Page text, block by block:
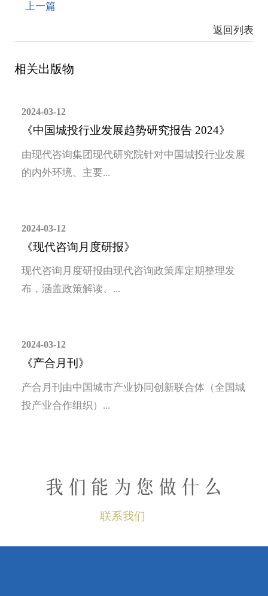
上一篇
返回列表
相关出版物
2024-03-12
《中国城投行业发展趋势研究报告 2024》
由现代咨询集团现代研究院针对中国城投行业发展
的内外环境、主要...
2024-03-12
《现代咨询月度研报》
现代咨询月度研报由现代咨询政策库定期整理发
布，涵盖政策解读、...
2024-03-12
《产合月刊》
产合月刊由中国城市产业协同创新联合体（全国城
投产业合作组织）...
我们能为您做什么
联系我们